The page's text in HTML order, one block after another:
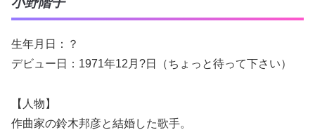
生年月日：？
デビュー日：1971年12月?日（ちょっと待って下さい）
【人物】
作曲家の鈴木邦彦と結婚した歌手。